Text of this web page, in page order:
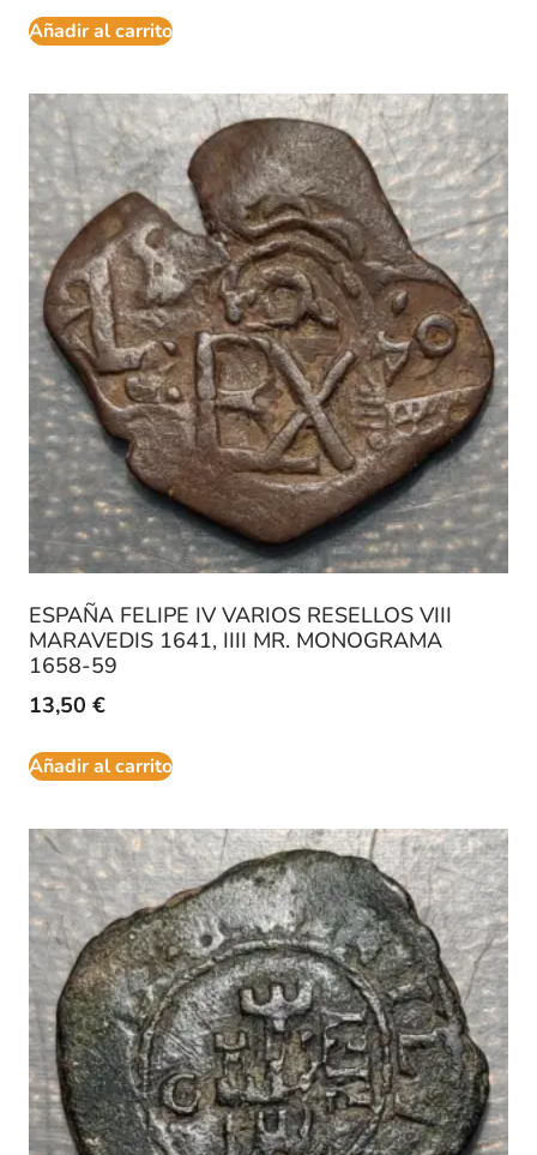
Añadir al carrito
ESPAÑA FELIPE IV VARIOS RESELLOS VIII
MARAVEDIS 1641, IIII MR. MONOGRAMA
1658-59
13,50 €
Añadir al carrito